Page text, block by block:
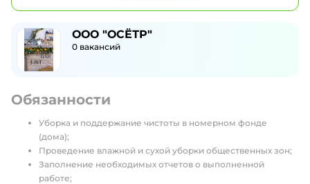
ООО "ОСЁТР"
0 вакансий
Обязанности
Уборка и поддержание чистоты в номерном фонде
(дома);
Проведение влажной и сухой уборки общественных зон;
Заполнение необходимых отчетов о выполненной
работе;